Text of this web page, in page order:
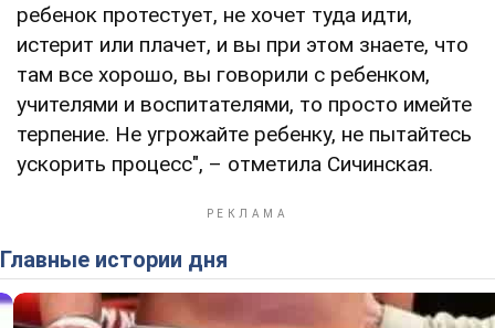
ребенок протестует, не хочет туда идти,
истерит или плачет, и вы при этом знаете, что
там все хорошо, вы говорили с ребенком,
учителями и воспитателями, то просто имейте
терпение. Не угрожайте ребенку, не пытайтесь
ускорить процесс", – отметила Сичинская.
Главные истории дня